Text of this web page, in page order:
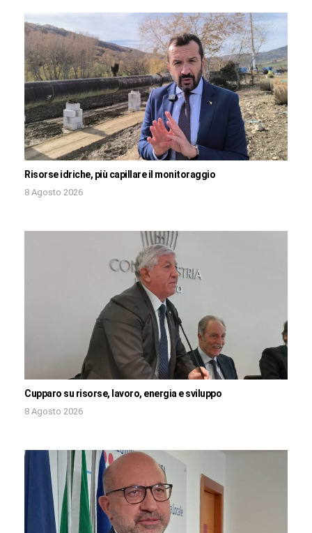
Risorse idriche, più capillare il monitoraggio
8 Agosto 2026
Cupparo su risorse, lavoro, energia e sviluppo
8 Agosto 2026